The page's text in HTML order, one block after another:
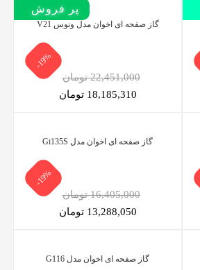
گاز صفحه ای اخوان مدل ونوس V21
-19%
22,451,000 تومان
18,185,310 تومان
پر فروش‌
گاز صفحه ای اخوان مدل Gi135S
-19%
16,405,000 تومان
13,288,050 تومان
گاز صفحه ای اخوان مدل G116